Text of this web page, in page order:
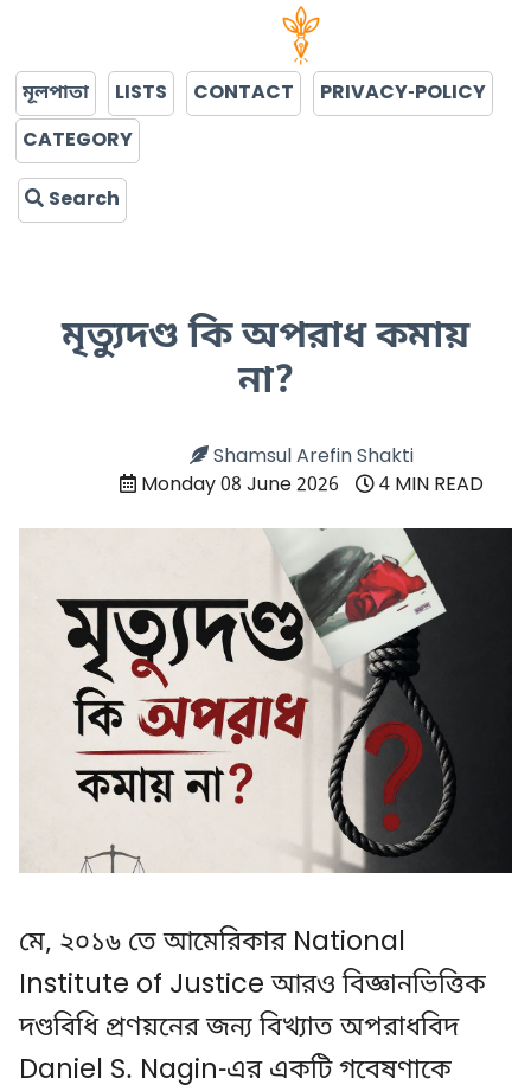
মূলপাতা LISTS CONTACT
PRIVACY-POLICY
CATEGORY
Search
মৃত্যুদণ্ড কি অপরাধ কমায়
না?
Shamsul Arefin Shakti
Monday 08 June 2026
4 MIN READ
মে, ২০১৬ তে আমেরিকার National
Institute of Justice আরও বিজ্ঞানভিত্তিক
দণ্ডবিধি প্রণয়নের জন্য বিখ্যাত অপরাধবিদ
Daniel S. Nagin-এর একটি গবেষণাকে